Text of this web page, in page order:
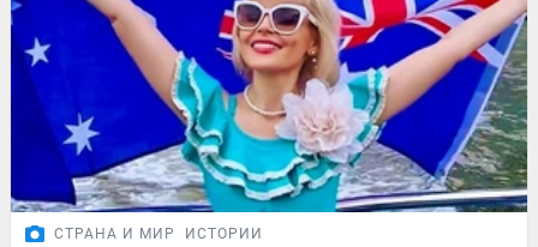
СТРАНА И МИР ИСТОРИИ